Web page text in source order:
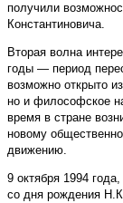
получили
Константиновича.
Вторая волна
годы — период
возможно открыто
но и философское
время в стране
новому
движению.
9 октября 1994
со дня рождения